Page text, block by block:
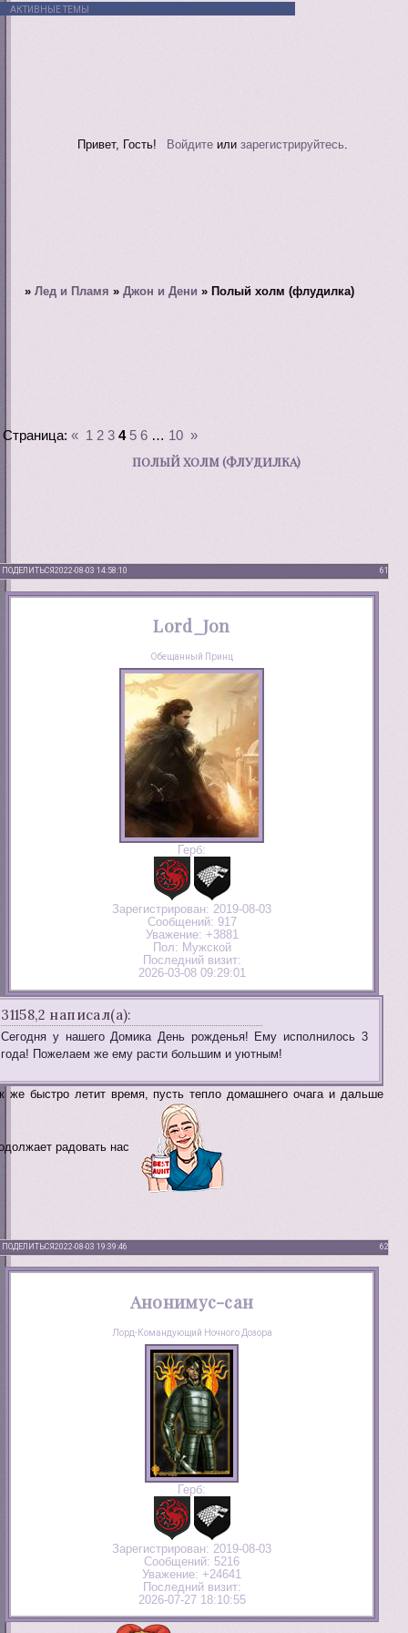
АКТИВНЫЕ ТЕМЫ
Привет, Гость! Войдитеили зарегистрируйтесь.
» Лед и Пламя » Джон и Дени » Полый холм (флудилка)
ПОЛЫЙ ХОЛМ (ФЛУДИЛКА)
Страница:« 1 2 3 4 5 6 … 10 »
ПОДЕЛИТЬСЯ 61
2022-08-03 14:58:10
Lord_Jon
Обещанный Принц
Герб:
Зарегистрирован: 2019-08-03
Сообщений: 917
Уважение: +3881
Пол: Мужской
Последний визит:
2026-03-08 09:29:01
31158,2 написал(а):
Сегодня у нашего Домика День рожденья! Ему исполнилось 3
года! Пожелаем же ему расти большим и уютным!
же быстро летит время, пусть тепло домашнего очага и дальше
радовать нас
ПОДЕЛИТЬСЯ 62
2022-08-03 19:39:46
Анонимус-сан
Лорд-Командующий Ночного Дозора
Герб:
Зарегистрирован: 2019-08-03
Сообщений: 5216
Уважение: +24641
Последний визит:
2026-07-27 18:10:55